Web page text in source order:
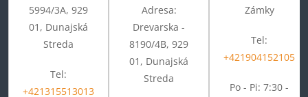
5994/3A, 929
01, Dunajská
Streda
Tel:
+421315513013
Adresa:
Drevarska -
8190/4B, 929
01, Dunajská
Streda
Zámky
Tel:
+421904152105
Po - Pi: 7:30 -